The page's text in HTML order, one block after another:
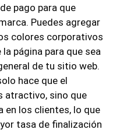
pago para que
Puedes agregar
colores corporativos
página para que sea
de tu sitio web.
hace que el
atractivo, sino que
en los clientes, lo que
tasa de finalización